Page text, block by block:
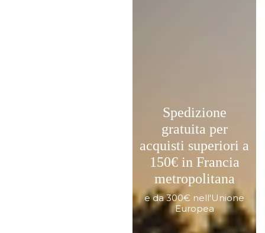
Spedizione
gratuita per
acquisti superiori a
150€ in Francia
metropolitana
e da 300€ nell'Unione
Europea